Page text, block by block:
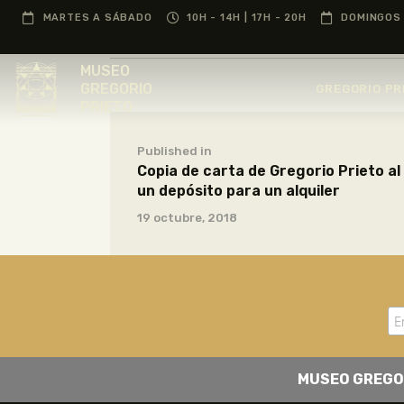
MARTES A SÁBADO 10H - 14H | 17H - 20H
MUSEO
Published in
Copia de carta de Gregorio Prieto al
un depósito para un alquiler
19 octubre, 2018
MUSEO